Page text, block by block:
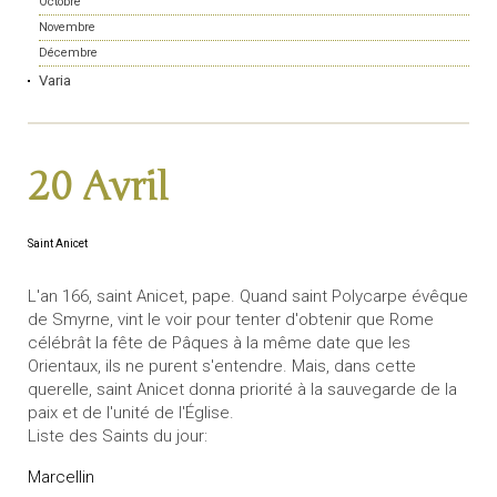
Novembre
Décembre
Varia
20 Avril
Saint Anicet
L'an 166, saint Anicet, pape. Quand saint Polycarpe évêque
de Smyrne, vint le voir pour tenter d'obtenir que Rome
célébrât la fête de Pâques à la même date que les
Orientaux, ils ne purent s'entendre. Mais, dans cette
querelle, saint Anicet donna priorité à la sauvegarde de la
paix et de l'unité de l'Église.
Liste des Saints du jour:
Marcellin